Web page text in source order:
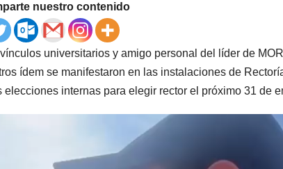
nuestro contenido
universitarios y amigo personal del líder de
ídem se manifestaron en las instalaciones de
internas para elegir rector el próximo 31 de